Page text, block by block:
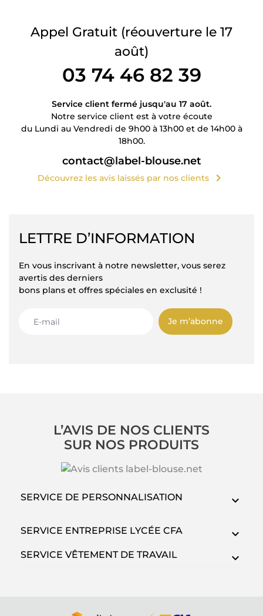
Appel Gratuit (réouverture le 17
août)
03 74 46 82 39
Service client fermé jusqu'au 17 août.
Notre service client est à votre écoute
du Lundi au Vendredi de 9h00 à 13h00 et de 14h00 à
18h00.
contact@label-blouse.net
Découvrez les avis laissés par nos clients chevron_right
LETTRE D’INFORMATION
En vous inscrivant à notre newsletter, vous serez
avertis des derniers
bons plans et offres spéciales en exclusité !
Je m’abonne
L’AVIS DE NOS CLIENTS
SUR NOS PRODUITS
SERVICE DE PERSONNALISATION
SERVICE ENTREPRISE LYCÉE CFA
SERVICE VÊTEMENT DE TRAVAIL